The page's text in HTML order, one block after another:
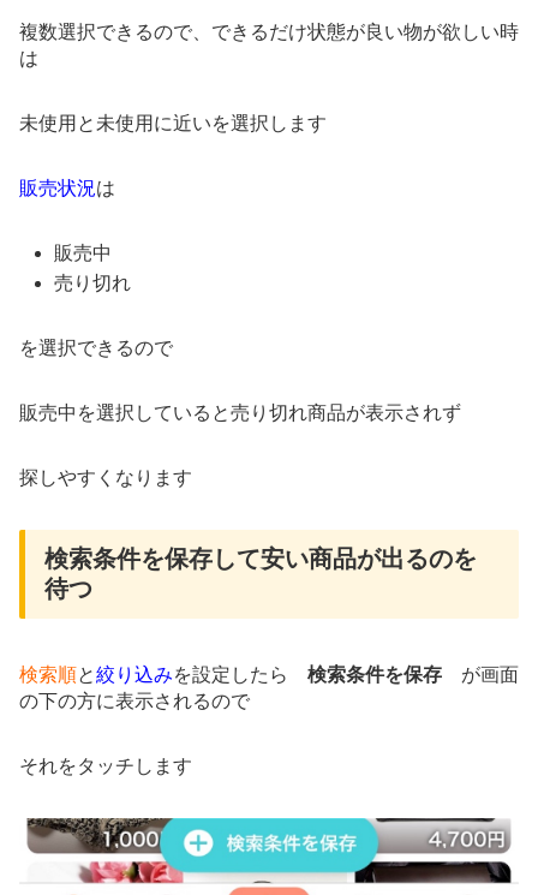
複数選択できるので、できるだけ状態が良い物が欲しい時
は
未使用と未使用に近いを選択します
販売状況は
販売中
売り切れ
を選択できるので
販売中を選択していると売り切れ商品が表示されず
探しやすくなります
検索条件を保存して安い商品が出るのを
待つ
検索順と絞り込みを設定したら 検索条件を保存 が画面
の下の方に表示されるので
それをタッチします